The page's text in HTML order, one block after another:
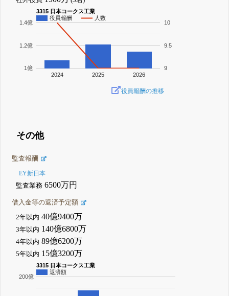
3315 日本コークス工業
役員報酬
人数
2024 2025 2026
1億
1.2億
1.4億
9
9.5
10
役員報酬の推移
その他
監査報酬
EY新日本
監査業務 6500万円
借入金等の返済予定額
2年以内 40億9400万
3年以内 140億6800万
4年以内 89億6200万
5年以内 15億3200万
3315 日本コークス工業
返済額
200億